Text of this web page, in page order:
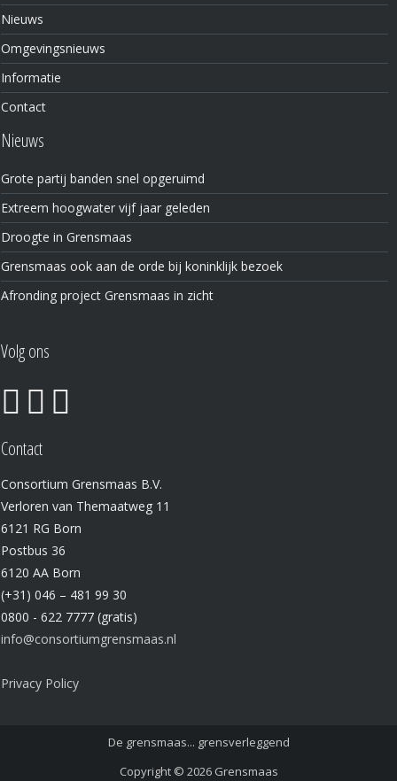
Nieuws
Omgevingsnieuws
Informatie
Contact
Nieuws
Grote partij banden snel opgeruimd
Extreem hoogwater vijf jaar geleden
Droogte in Grensmaas
Grensmaas ook aan de orde bij koninklijk bezoek
Afronding project Grensmaas in zicht
Volg ons
Contact
Consortium Grensmaas B.V.
Verloren van Themaatweg 11
6121 RG Born
Postbus 36
6120 AA Born
(+31) 046 – 481 99 30
0800 - 622 7777 (gratis)
info@consortiumgrensmaas.nl
Privacy Policy
De grensmaas... grensverleggend
Copyright © 2026 Grensmaas